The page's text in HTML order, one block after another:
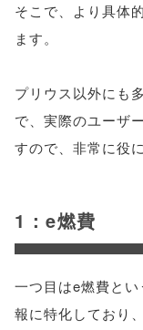
そこで、より具体
ます。
プリウス以外にも
で、実際のユーザ
すので、非常に役
1：e燃費
一つ目はe燃費と
報に特化しており